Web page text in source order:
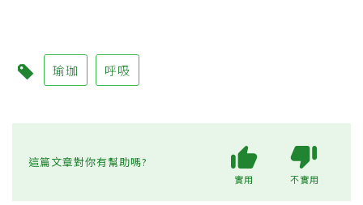
瑜珈 呼吸
這篇文章對你有幫助嗎?
實用 不實用